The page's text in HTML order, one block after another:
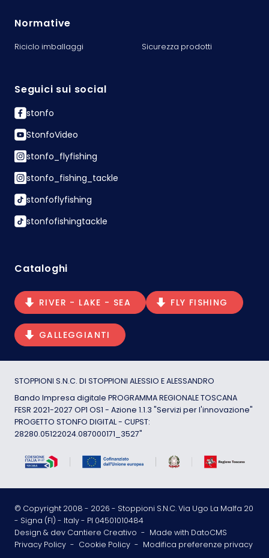
Normative
Riciclo imballaggi Sicurezza prodotti
Seguici sui social
stonfo
StonfoVideo
stonfo_flyfishing
stonfo_fishing_tackle
stonfoflyfishing
stonfofishingtackle
Cataloghi
RIVER - LAKE - SEA FLY FISHING
GALLEGGIANTI
STOPPIONI S.N.C. DI STOPPIONI ALESSIO E ALESSANDRO
Bando Impresa digitale PROGRAMMA REGIONALE TOSCANA
FESR 2021-2027 OP1 OS1 - Azione 1.1.3 "Servizi per l'innovazione"
PROGETTO STONFO DIGITAL - CUPST:
28280.05122024.087000171_3527"
© Copyright 2008 - 2026 - Stoppioni S.N.C. Via Ugo La Malfa 20
- Signa (FI) - Italy - PI 04501010484
Design & dev Cantiere Creativo - Made with DatoCMS
Privacy Policy - Cookie Policy - Modifica preferenze privacy